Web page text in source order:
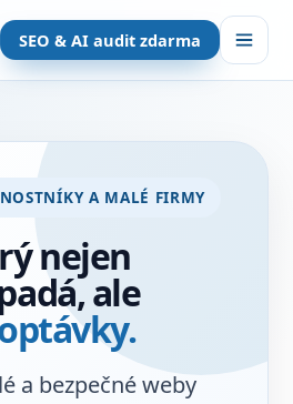
SEO & AI audit zdarma
A MALÉ FIRMY
nejen
ale
a bezpečné weby